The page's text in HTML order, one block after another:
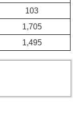
103
1,705
1,495